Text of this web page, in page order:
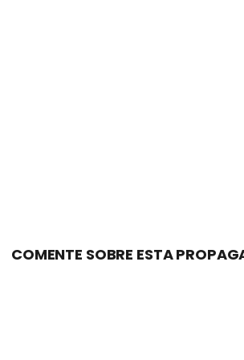
COMENTE SOBRE ESTA